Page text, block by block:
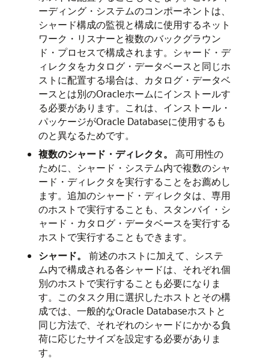
ーディング・システムのコンポーネントは、
シャード構成の監視と構成に使用するネット
ワーク・リスナーと複数のバックグラウン
ド・プロセスで構成されます。シャード・デ
ィレクタをカタログ・データベースと同じホ
ストに配置する場合は、カタログ・データベ
ースとは別のOracleホームにインストールす
る必要があります。これは、インストール・
パッケージがOracle Databaseに使用するも
のと異なるためです。
複数のシャード・ディレクタ。
高可用性の
ために、シャード・システム内で複数のシャ
ード・ディレクタを実行することをお薦めし
ます。追加のシャード・ディレクタは、専用
のホストで実行することも、スタンバイ・シ
ャード・カタログ・データベースを実行する
ホストで実行することもできます。
シャード。
前述のホストに加えて、システ
ム内で構成される各シャードは、それぞれ個
別のホストで実行することも必要になりま
す。このタスク用に選択したホストとその構
成では、一般的なOracle Databaseホストと
同じ方法で、それぞれのシャードにかかる負
荷に応じたサイズを設定する必要がありま
す。